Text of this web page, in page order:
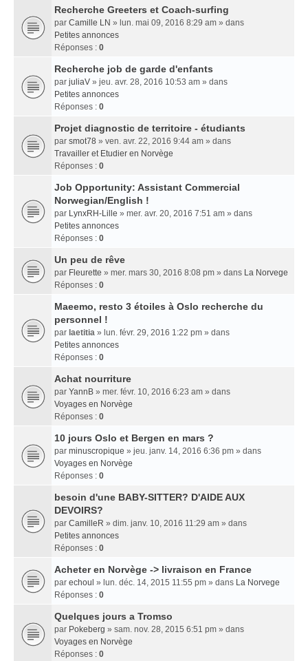
Recherche Greeters et Coach-surfing
par Camille LN » lun. mai 09, 2016 8:29 am » dans
Petites annonces
Réponses : 0
Recherche job de garde d'enfants
par juliaV » jeu. avr. 28, 2016 10:53 am » dans
Petites annonces
Réponses : 0
Projet diagnostic de territoire - étudiants
par smot78 » ven. avr. 22, 2016 9:44 am » dans
Travailler et Etudier en Norvège
Réponses : 0
Job Opportunity: Assistant Commercial
Norwegian/English !
par LynxRH-Lille » mer. avr. 20, 2016 7:51 am » dans
Petites annonces
Réponses : 0
Un peu de rêve
par Fleurette » mer. mars 30, 2016 8:08 pm » dans La Norvege
Réponses : 0
Maeemo, resto 3 étoiles à Oslo recherche du
personnel !
par laetitia » lun. févr. 29, 2016 1:22 pm » dans
Petites annonces
Réponses : 0
Achat nourriture
par YannB » mer. févr. 10, 2016 6:23 am » dans
Voyages en Norvège
Réponses : 0
10 jours Oslo et Bergen en mars ?
par minuscropique » jeu. janv. 14, 2016 6:36 pm » dans
Voyages en Norvège
Réponses : 0
besoin d'une BABY-SITTER? D'AIDE AUX
DEVOIRS?
par CamilleR » dim. janv. 10, 2016 11:29 am » dans
Petites annonces
Réponses : 0
Acheter en Norvège -> livraison en France
par echoul » lun. déc. 14, 2015 11:55 pm » dans La Norvege
Réponses : 0
Quelques jours a Tromso
par Pokeberg » sam. nov. 28, 2015 6:51 pm » dans
Voyages en Norvège
Réponses : 0